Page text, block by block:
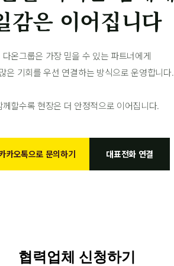
감은 이어집니다
다온그룹은 가장 믿을 수 있는 파트너에게
은 기회를 우선 연결하는 방식으로 운영합니다.
께할수록 현장은 더 안정적으로 이어집니다.
카오톡으로 문의하기 대표전화 연결
협력업체 신청하기